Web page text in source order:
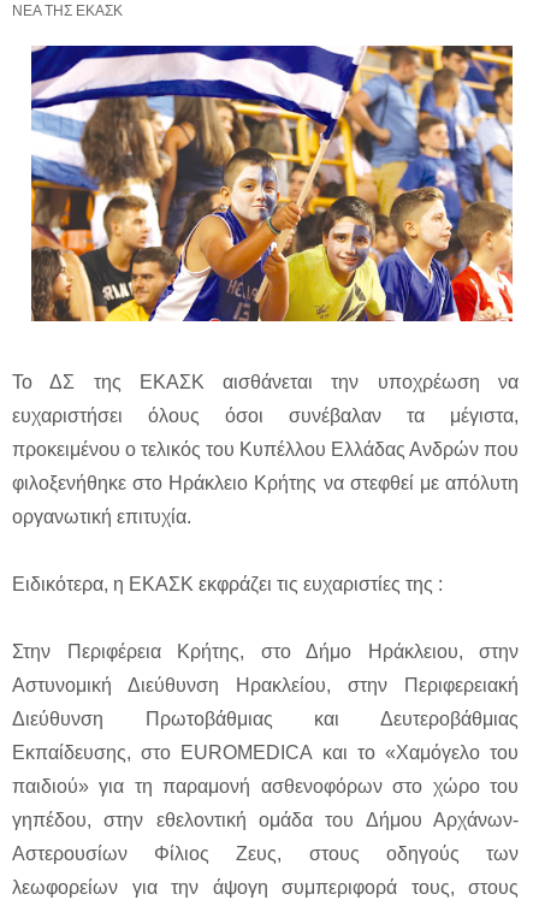
ΝΕΑ ΤΗΣ ΕΚΑΣΚ
Το ΔΣ της ΕΚΑΣΚ αισθάνεται την υποχρέωση να
ευχαριστήσει όλους όσοι συνέβαλαν τα μέγιστα,
προκειμένου ο τελικός του Κυπέλλου Ελλάδας Ανδρών που
φιλοξενήθηκε στο Ηράκλειο Κρήτης να στεφθεί με απόλυτη
οργανωτική επιτυχία.
Ειδικότερα, η ΕΚΑΣΚ εκφράζει τις ευχαριστίες της :
Στην Περιφέρεια Κρήτης, στο Δήμο Ηράκλειου, στην
Αστυνομική Διεύθυνση Ηρακλείου, στην Περιφερειακή
Διεύθυνση Πρωτοβάθμιας και Δευτεροβάθμιας
Εκπαίδευσης, στο EUROMEDICA και το «Χαμόγελο του
παιδιού» για τη παραμονή ασθενοφόρων στο χώρο του
γηπέδου, στην εθελοντική ομάδα του Δήμου Αρχάνων-
Αστερουσίων Φίλιος Ζευς, στους οδηγούς των
λεωφορείων για την άψογη συμπεριφορά τους, στους